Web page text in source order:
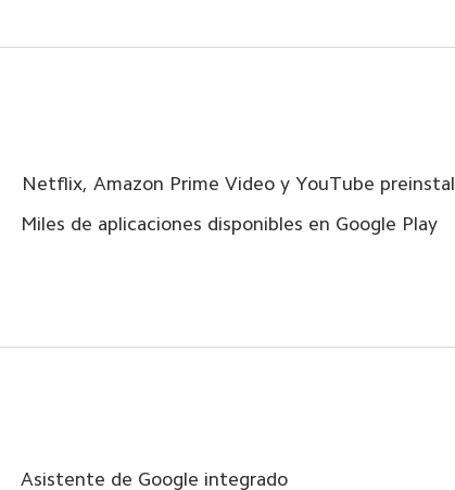
Netflix, Amazon Prime Video y YouTube
Miles de aplicaciones disponibles en Google Play
Asistente de Google integrado